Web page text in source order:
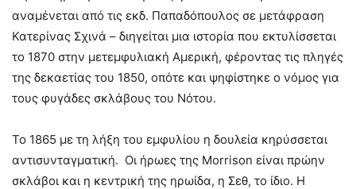
αναμένεται από τις εκδ. Παπαδόπουλος σε μετάφραση
Κατερίνας Σχινά – διηγείται μια ιστορία που εκτυλίσσεται
το 1870 στην μετεμφυλιακή Αμερική, φέροντας τις πληγές
της δεκαετίας του 1850, οπότε και ψηφίστηκε ο νόμος για
τους φυγάδες σκλάβους του Νότου.
Το 1865 με τη λήξη του εμφυλίου η δουλεία κηρύσσεται
αντισυνταγματική. Οι ήρωες της Morrison είναι πρώην
σκλάβοι και η κεντρική της ηρωίδα, η Σεθ, το ίδιο. Η